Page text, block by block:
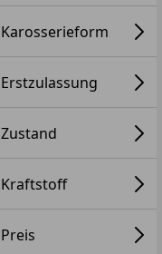
Karosserieform
Erstzulassung
Zustand
Kraftstoff
Preis